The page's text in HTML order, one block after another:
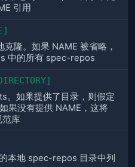
引用
隆。如果 NAME 被省略，
中的所有 spec-repos
如果提供了目录，则假定
果没有提供 NAME，这将
范库
的本地 spec-repos 目录中列